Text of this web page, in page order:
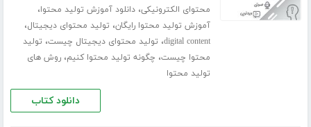
محتوای الکترونیکی،دانلود آموزش تولید محتوا،
آموزش تولید محتوا رایگان، تولید محتوای دیجیتال،
digital content، تولید محتوای دیجیتال چیست، تولید
محتوا چیست، چگونه تولید محتوا کنیم،روش های
تولید محتوا
دانلود کتاب